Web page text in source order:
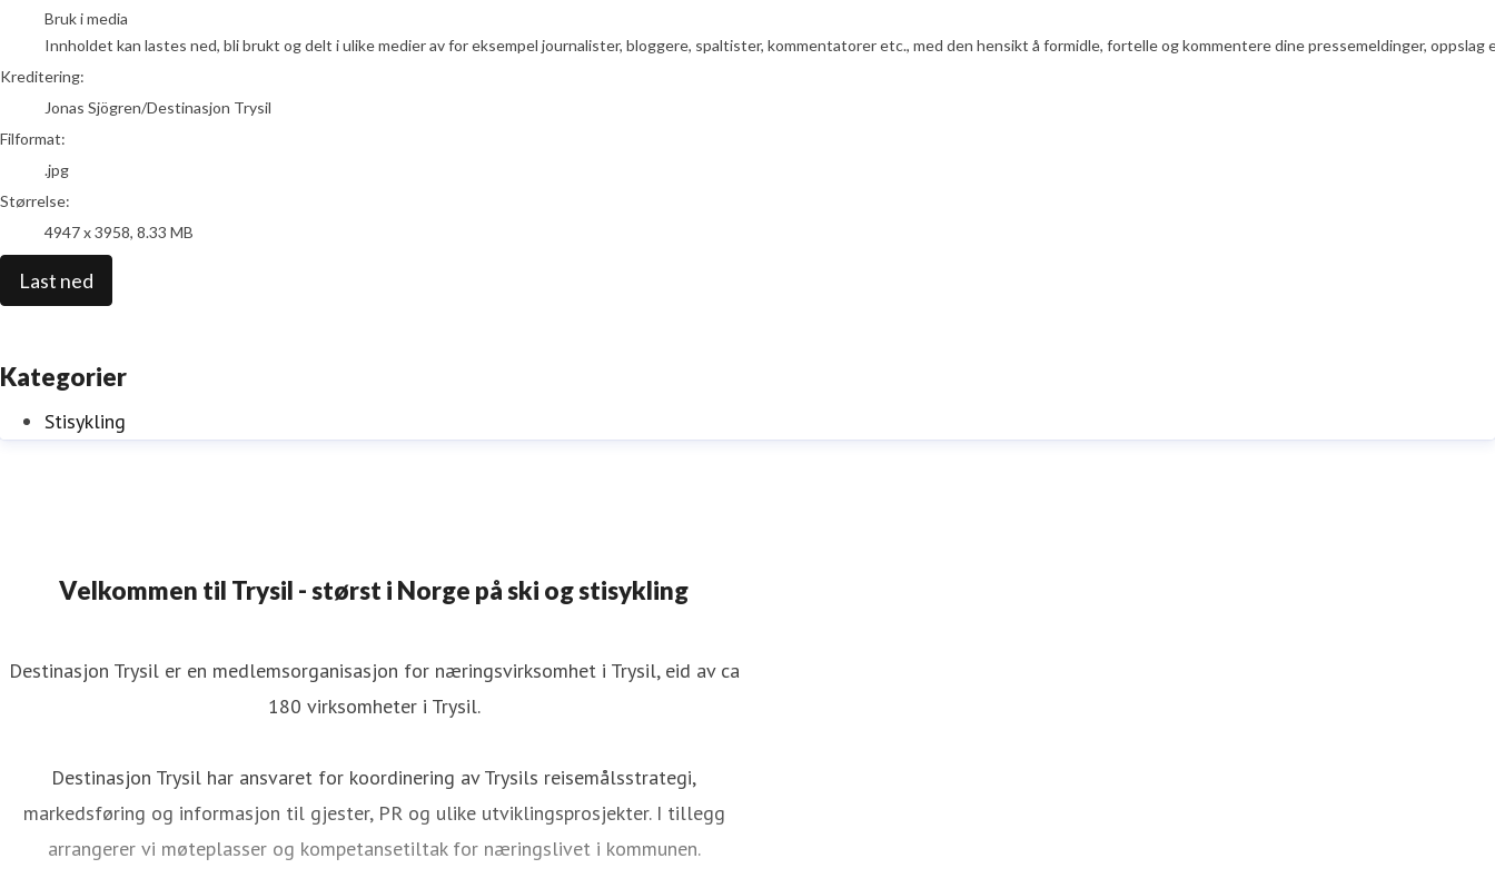
Bruk i media
Innholdet kan lastes ned, bli brukt og delt i ulike medier av for eksempel journalister, bloggere, spaltister, kommentatorer etc., med den hensikt å formidle, fortelle og kommentere dine pressemeldinger,
Kreditering:
Jonas Sjögren/Destinasjon Trysil
Filformat:
.jpg
Størrelse:
4947 x 3958, 8.33 MB
Last ned
Kategorier
Stisykling
Velkommen til Trysil - størst i Norge på ski og stisykling
Destinasjon Trysil er en medlemsorganisasjon for næringsvirksomhet i Trysil, eid av ca
180 virksomheter i Trysil.
Destinasjon Trysil har ansvaret for koordinering av Trysils reisemålsstrategi,
markedsføring og informasjon til gjester, PR og ulike utviklingsprosjekter. I tillegg
arrangerer vi møteplasser og kompetansetiltak for næringslivet i kommunen.